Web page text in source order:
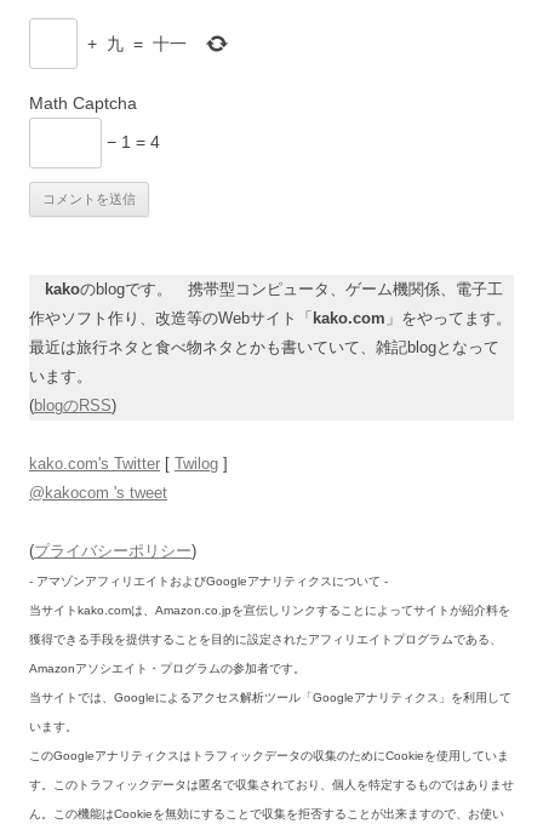
+ 九 = 十一
Math Captcha
− 1 = 4
kakoのblogです。 携帯型コンピュータ、ゲーム機関係、電子工
作やソフト作り、改造等のWebサイト「 kako.com 」をやってます。
最近は旅行ネタと食べ物ネタとかも書いていて、雑記blogとなって
います。
(blogのRSS)
kako.com's Twitter [ Twilog ]
@kakocom 's tweet
(プライバシーポリシー)
- アマゾンアフィリエイトおよびGoogleアナリティクスについて -
当サイトkako.comは、Amazon.co.jpを宣伝しリンクすることによってサイトが紹介料を
獲得できる手段を提供することを目的に設定されたアフィリエイトプログラムである、
Amazonアソシエイト・プログラムの参加者です。
当サイトでは、Googleによるアクセス解析ツール「Googleアナリティクス」を利用して
います。
このGoogleアナリティクスはトラフィックデータの収集のためにCookieを使用していま
す。このトラフィックデータは匿名で収集されており、個人を特定するものではありませ
ん。この機能はCookieを無効にすることで収集を拒否することが出来ますので、お使い